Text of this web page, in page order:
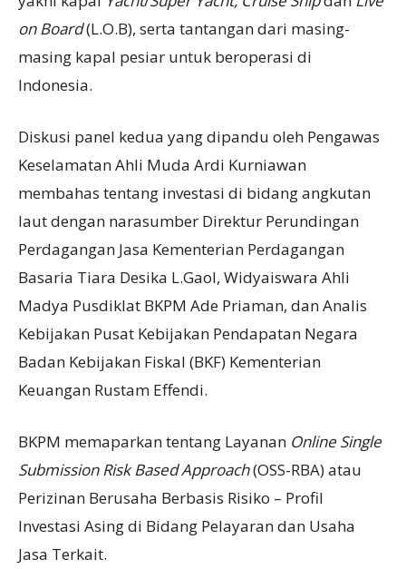
on Board(L.O.B), serta tantangan dari masing-
masing kapal pesiar untuk beroperasi di
Indonesia.
Diskusi panel kedua yang dipandu oleh Pengawas
Keselamatan Ahli Muda Ardi Kurniawan
membahas tentang investasi di bidang angkutan
laut dengan narasumber Direktur Perundingan
Perdagangan Jasa Kementerian Perdagangan
Basaria Tiara Desika L.Gaol, Widyaiswara Ahli
Madya Pusdiklat BKPM Ade Priaman, dan Analis
Kebijakan Pusat Kebijakan Pendapatan Negara
Badan Kebijakan Fiskal (BKF) Kementerian
Keuangan Rustam Effendi.
BKPM memaparkan tentang Layanan Online Single
Submission Risk Based Approach(OSS-RBA) atau
Perizinan Berusaha Berbasis Risiko – Profil
Investasi Asing di Bidang Pelayaran dan Usaha
Jasa Terkait.